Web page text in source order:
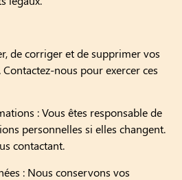
de corriger et de supprimer vos
nous pour exercer ces
: Vous êtes responsable de
personnelles si elles changent.
contactant.
: Nous conservons vos